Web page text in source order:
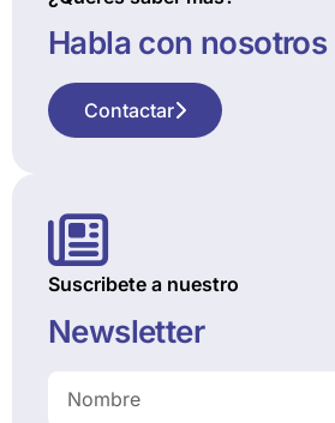
Habla con nosotros
Contactar
Suscribete a nuestro
Newsletter